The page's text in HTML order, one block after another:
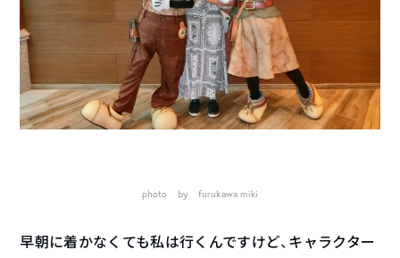
photo by furukawa miki
早朝に着かなくても私は行くんですけど、キャラクター